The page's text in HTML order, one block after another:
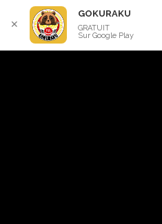
✕
GOKURAKU
GRATUIT
Sur Google Play